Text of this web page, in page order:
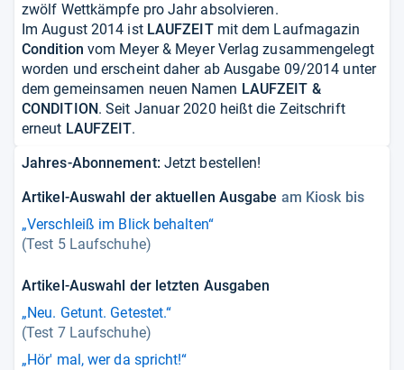
zwölf Wettkämpfe pro Jahr absolvieren.
Im August 2014 ist LAUFZEITmit dem Laufmagazin
Condition vom Meyer & Meyer Verlag zusammengelegt
worden und erscheint daher ab Ausgabe 09/2014 unter
dem gemeinsamen neuen Namen LAUFZEIT &
CONDITION. Seit Januar 2020 heißt die Zeitschrift
erneut LAUFZEIT.
Jahres-Abonnement: Jetzt bestellen!
Artikel-Auswahl der aktuellen Ausgabe am Kiosk bis
„Verschleiß im Blick behalten“
(Test 5 Laufschuhe)
Artikel-Auswahl der letzten Ausgaben
„Neu. Getunt. Getestet.“
(Test 7 Laufschuhe)
„Hör' mal, wer da spricht!“